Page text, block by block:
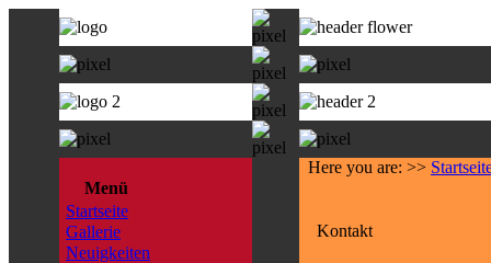
Menü
Startseite
Gallerie
Neuigkeiten
Here you are: >>
Kontakt